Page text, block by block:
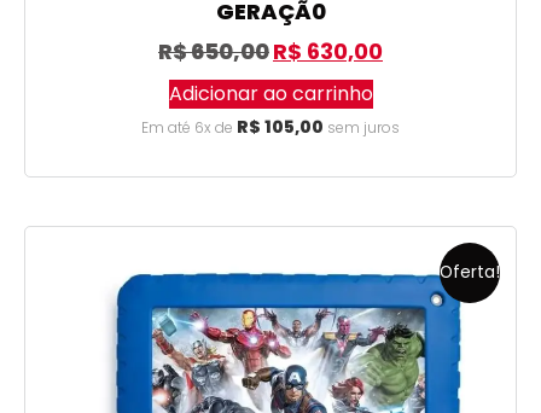
GERAÇÃ0
R$650,00R$ 630,00
Adicionar ao carrinho
Em até 6x de R$ 105,00 sem juros
Oferta!